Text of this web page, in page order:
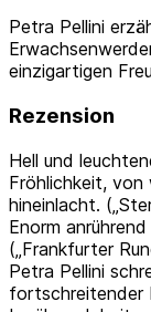
Petra Pellini
einzigartigen
Rezension
Hell und
Fröhlichkeit, von
hineinlacht.
Enorm
(„Frankfurter
Petra Pellini
fortschreitender